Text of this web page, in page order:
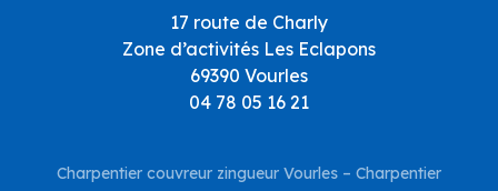
17 route de Charly
Zone d’activités Les Eclapons
69390 Vourles
04 78 05 16 21
Charpentier couvreur zingueur Vourles – Charpentier